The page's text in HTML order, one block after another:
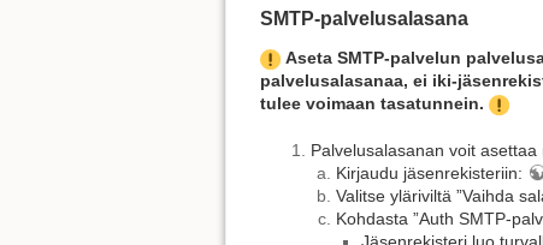
SMTP-palvelusalasana
Aseta SMTP-palvelun
palvelusalasanaa, ei iki-
tulee voimaan tasatunnein.
Palvelusalasanan voit asettaa
Kirjaudu jäsenrekisteriin:
Valitse yläriviltä ”Vaihda
Kohdasta ”Auth SMTP-